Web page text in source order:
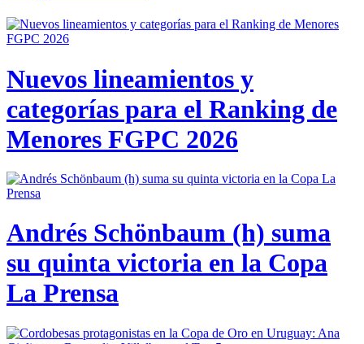
Nuevos lineamientos y
categorías para el Ranking de
Menores FGPC 2026
Andrés Schönbaum (h) suma
su quinta victoria en la Copa
La Prensa